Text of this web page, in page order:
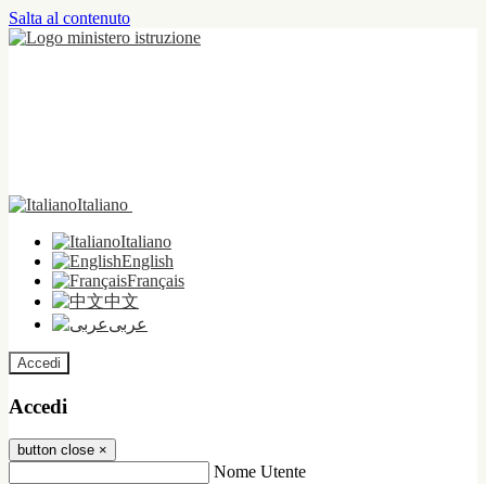
Salta al contenuto
Italiano
Italiano
English
Français
中文
عربى
Accedi
Accedi
button close ×
Nome Utente